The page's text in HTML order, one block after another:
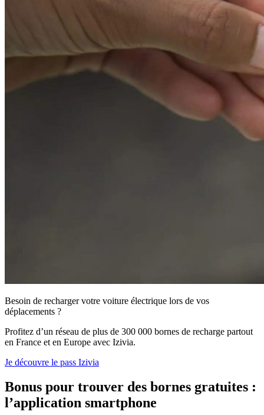
Besoin de recharger votre voiture électrique lors de vos
déplacements ?
Profitez d’un réseau de plus de 300 000 bornes de recharge partout
en France et en Europe avec Izivia.
Je découvre le pass Izivia
Bonus pour trouver des bornes gratuites :
l’application smartphone